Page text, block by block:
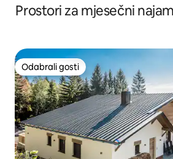
Prostori za mjesečni
Odabrali gosti
Odabrali gosti